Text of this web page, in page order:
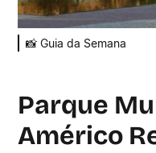
📸 Guia da Semana
Parque
Américo